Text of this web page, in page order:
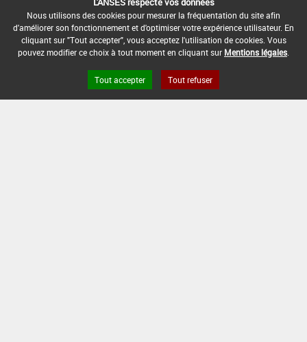
[15105913] Orge*Désherbage
DOSE MAX
D'EMPLOI
NOMBRE MAX
D'APPLICATION
DÉLAIS AVANT
RÉCOLTE
- -
Nous utilisons des cookies pour mesurer la fréquentation du site afin
d'améliorer son fonctionnement et d'optimiser votre expérience utilisateur. En
cliquant sur "Tout accepter", vous acceptez l'utilisation de cookies. Vous
pouvez modifier ce choix à tout moment en cliquant sur Mentions légales
Tout accepter Tout refuser